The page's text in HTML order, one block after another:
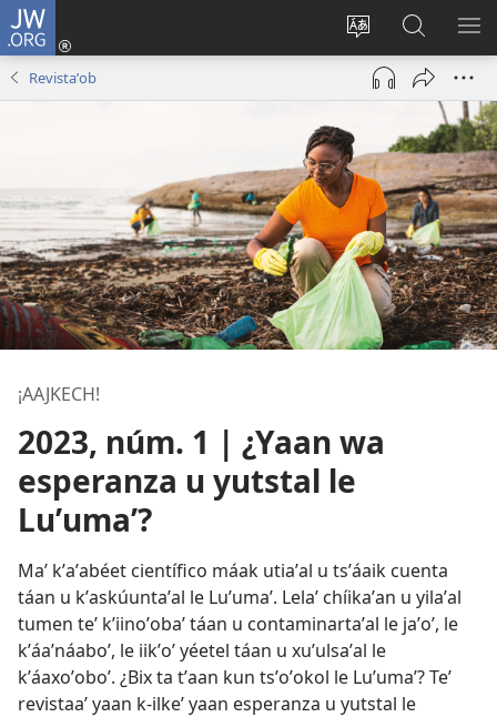
JW.ORG
Kʼex
idiomail
Ooken
cuenta
(opens
window)
Kaaxan
teʼ
jw.org
Revistaʼob
¡AAJKECH!
2023, núm. 1 | ¿Yaan wa
esperanza u yutstal le
Luʼumaʼ?
Maʼ kʼaʼabéet científico máak utiaʼal u tsʼáaik cuenta
táan u kʼaskúuntaʼal le Luʼumaʼ. Lelaʼ chíikaʼan u yilaʼal
tumen teʼ kʼiinoʼobaʼ táan u contaminartaʼal le jaʼoʼ, le
kʼáaʼnáaboʼ, le iikʼoʼ yéetel táan u xuʼulsaʼal le
kʼáaxoʼoboʼ. ¿Bix ta tʼaan kun tsʼoʼokol le Luʼumaʼ? Teʼ
revistaaʼ yaan k-ilkeʼ yaan esperanza u yutstal le